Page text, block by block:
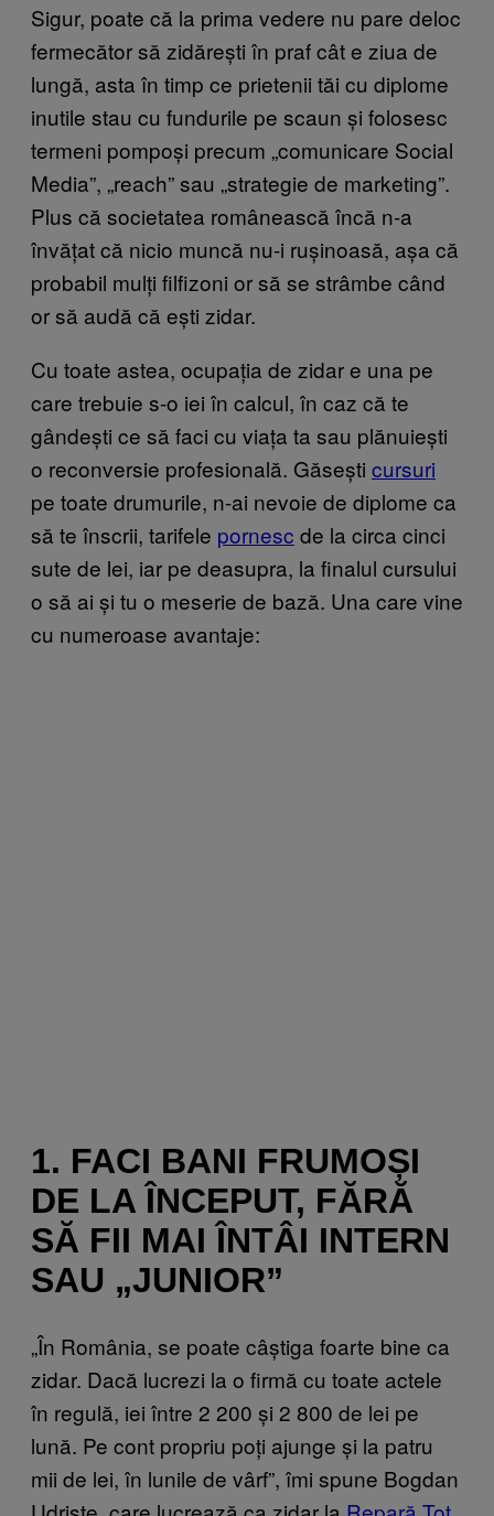
Sigur, poate că la prima vedere nu pare deloc
fermecător să zidărești în praf cât e ziua de
lungă, asta în timp ce prietenii tăi cu diplome
inutile stau cu fundurile pe scaun și folosesc
termeni pompoși precum „comunicare Social
Media”, „reach” sau „strategie de marketing”.
Plus că societatea românească încă n-a
învățat că nicio muncă nu-i rușinoasă, așa că
probabil mulți filfizoni or să se strâmbe când
or să audă că ești zidar.
Cu toate astea, ocupația de zidar e una pe
care trebuie s-o iei în calcul, în caz că te
gândești ce să faci cu viața ta sau plănuiești
o reconversie profesională. Găsești cursuri
pe toate drumurile, n-ai nevoie de diplome ca
să te înscrii, tarifele pornesc de la circa cinci
sute de lei, iar pe deasupra, la finalul cursului
o să ai și tu o meserie de bază. Una care vine
cu numeroase avantaje:
1. FACI BANI FRUMOȘI
DE LA ÎNCEPUT, FĂRĂ
SĂ FII MAI ÎNTÂI INTERN
SAU „JUNIOR”
„În România, se poate câștiga foarte bine ca
zidar. Dacă lucrezi la o firmă cu toate actele
în regulă, iei între 2 200 și 2 800 de lei pe
lună. Pe cont propriu poți ajunge și la patru
mii de lei, în lunile de vârf”, îmi spune Bogdan